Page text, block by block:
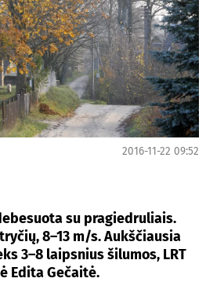
2016-11-22 09:52
su pragiedruliais.
8–13 m/s. Aukščiausia
3–8 laipsnius šilumos, LRT
Edita Gečaitė.